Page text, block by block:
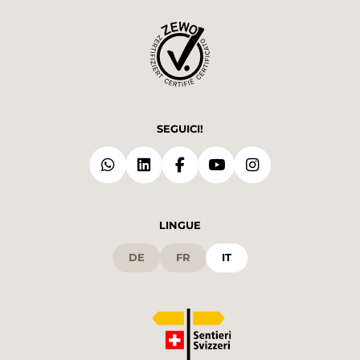
SEGUICI!
LINGUE
DE FR IT